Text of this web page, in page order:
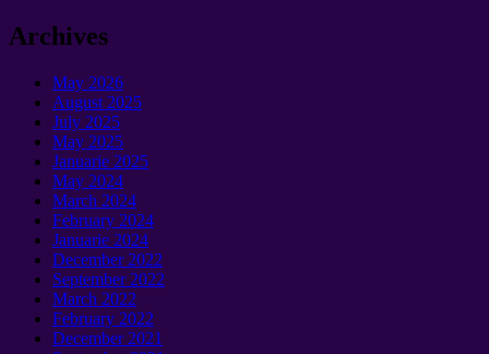
Archives
May 2026
August 2025
July 2025
May 2025
Januarie 2025
May 2024
March 2024
February 2024
Januarie 2024
December2022
September 2022
March 2022
February 2022
December2021